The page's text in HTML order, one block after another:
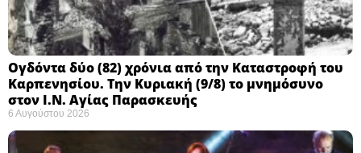
Ογδόντα δύο (82) χρόνια από την Καταστροφή του
Καρπενησίου. Την Κυριακή (9/8) το μνημόσυνο
στον Ι.Ν. Αγίας Παρασκευής
6 Αυγούστου 2026